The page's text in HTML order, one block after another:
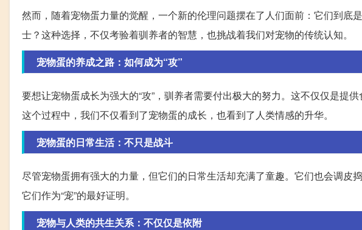
然而，随着宠物蛋力量的觉醒，一个新的伦理问题摆在了人们面前：它们到底
士？这种选择，不仅考验着驯养者的智慧，也挑战着我们对宠物的传统认知。
宠物蛋的养成之路：如何成为“攻”
要想让宠物蛋成长为强大的“攻”，驯养者需要付出极大的努力。这不仅仅是提
这个过程中，我们不仅看到了宠物蛋的成长，也看到了人类情感的升华。
宠物蛋的日常生活：不只是战斗
尽管宠物蛋拥有强大的力量，但它们的日常生活却充满了童趣。它们也会调皮
它们作为“宠”的最好证明。
宠物与人类的共生关系：不仅仅是依附